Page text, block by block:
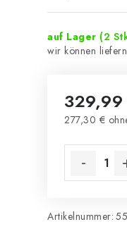
auf Lager (2
277,30 €
Artikelnummer: